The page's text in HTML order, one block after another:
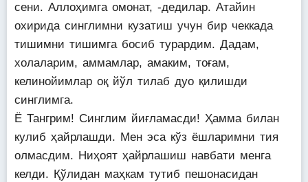
сени. Аллоҳимга омонат, -дедилар. Атайин
охирида синглимни кузатиш учун бир чеккада
тишимни тишимга босиб турардим. Дадам,
холаларим, аммамлар, амаким, тоғам,
келинойимлар оқ йўл тилаб дуо қилишди
синглимга.
Ё Тангрим! Синглим йиғламасди! Ҳамма билан
кулиб ҳайрлашди. Мен эса кўз ёшларимни тия
олмасдим. Ниҳоят ҳайрлашиш навбати менга
келди. Қўлидан маҳкам тутиб пешонасидан